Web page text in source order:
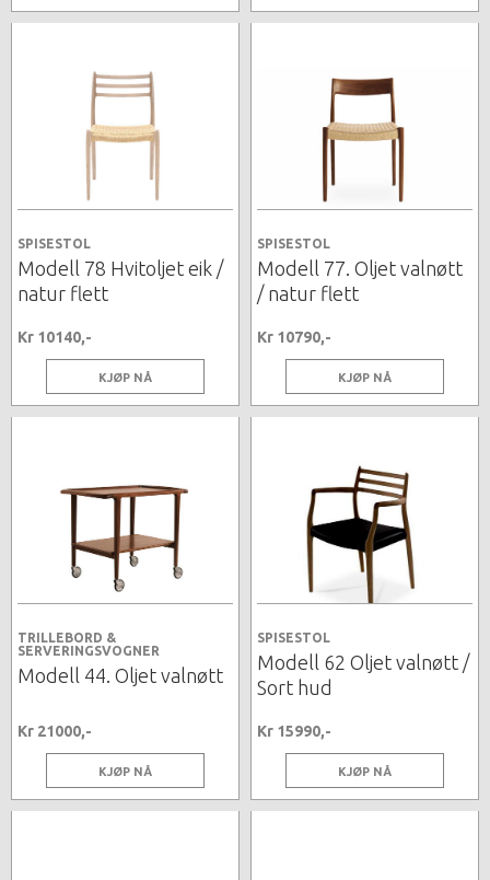
SPISESTOL
Modell 78 Hvitoljet eik /
natur flett
Kr 10140,-
KJØP NÅ
SPISESTOL
Modell 77. Oljet valnøtt
/ natur flett
Kr 10790,-
KJØP NÅ
TRILLEBORD &
SERVERINGSVOGNER
Modell 44. Oljet valnøtt
Kr 21000,-
KJØP NÅ
SPISESTOL
Modell 62 Oljet valnøtt /
Sort hud
Kr 15990,-
KJØP NÅ